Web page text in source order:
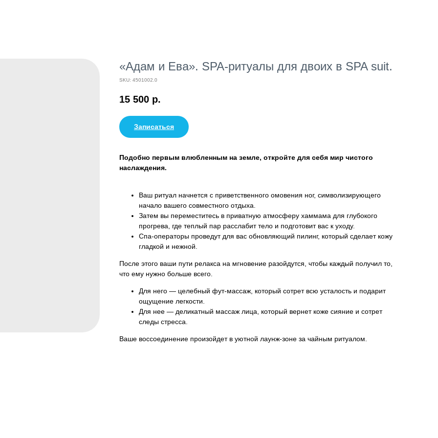
«Адам и Ева». SPA-ритуалы для двоих в SPA suit.
SKU: 4501002.0
15 500 р.
Записаться
Подобно первым влюбленным на земле, откройте для себя мир чистого
наслаждения.
Ваш ритуал начнется с приветственного омовения ног, символизирующего
начало вашего совместного отдыха.
Затем вы переместитесь в приватную атмосферу хаммама для глубокого
прогрева, где теплый пар расслабит тело и подготовит вас к уходу.
Спа-операторы проведут для вас обновляющий пилинг, который сделает кожу
гладкой и нежной.
После этого ваши пути релакса на мгновение разойдутся, чтобы каждый получил то,
что ему нужно больше всего.
Для него — целебный фут-массаж, который сотрет всю усталость и подарит
ощущение легкости.
Для нее — деликатный массаж лица, который вернет коже сияние и сотрет
следы стресса.
Ваше воссоединение произойдет в уютной лаунж-зоне за чайным ритуалом.